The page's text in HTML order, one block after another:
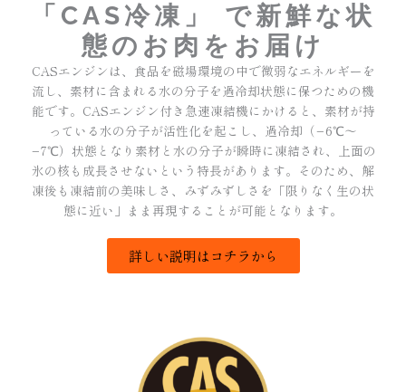
「CAS冷凍」 で新鮮な状
態のお肉をお届け
CASエンジンは、食品を磁場環境の中で微弱なエネルギーを
流し、素材に含まれる水の分子を過冷却状態に保つための機
能です。CASエンジン付き急速凍結機にかけると、素材が持
っている水の分子が活性化を起こし、過冷却（−6℃～
−7℃）状態となり素材と水の分子が瞬時に凍結され、上面の
氷の核も成長させないという特長があります。そのため、解
凍後も凍結前の美味しさ、みずみずしさを「限りなく生の状
態に近い」まま再現することが可能となります。
詳しい説明はコチラから